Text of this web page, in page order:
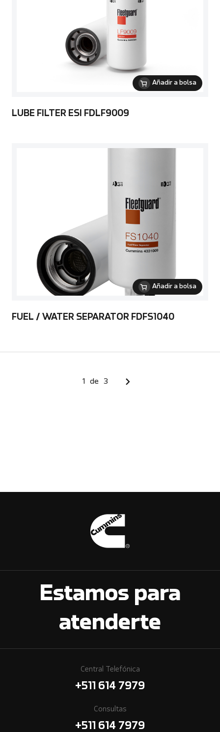
Añadir a bolsa
LUBE FILTER ESI FDLF9009
Añadir a bolsa
FUEL / WATER SEPARATOR FDFS1040
1 de 3
Estamos para
atenderte
Central Telefónica
+511 614 7979
Consultas
+511 614 7979